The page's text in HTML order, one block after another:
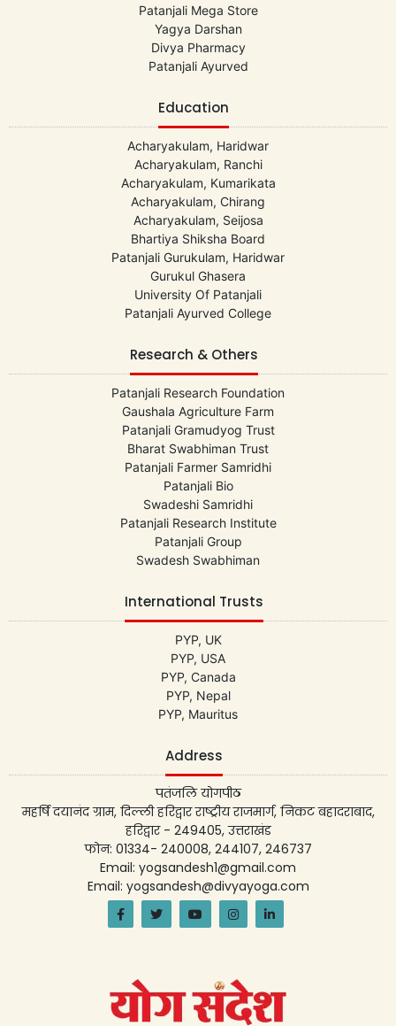
Patanjali Mega Store
Yagya Darshan
Divya Pharmacy
Patanjali Ayurved
Education
Acharyakulam, Haridwar
Acharyakulam, Ranchi
Acharyakulam, Kumarikata
Acharyakulam, Chirang
Acharyakulam, Seijosa
Bhartiya Shiksha Board
Patanjali Gurukulam, Haridwar
Gurukul Ghasera
University Of Patanjali
Patanjali Ayurved College
Research & Others
Patanjali Research Foundation
Gaushala Agriculture Farm
Patanjali Gramudyog Trust
Bharat Swabhiman Trust
Patanjali Farmer Samridhi
Patanjali Bio
Swadeshi Samridhi
Patanjali Research Institute
Patanjali Group
Swadesh Swabhiman
International Trusts
PYP, UK
PYP, USA
PYP, Canada
PYP, Nepal
PYP, Mauritus
Address
पतंजलि योगपीठ
महर्षि दयानंद ग्राम, दिल्ली हरिद्वार राष्ट्रीय राजमार्ग, निकट बहादराबाद,
हरिद्वार - 249405, उत्तराखंड
फोन: 01334- 240008, 244107, 246737
Email: yogsandesh1@gmail.com
Email: yogsandesh@divyayoga.com